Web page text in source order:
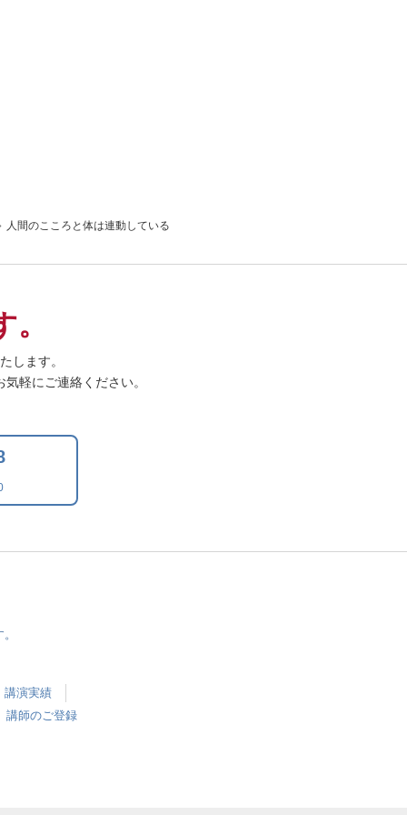
人間のこころと体は連動している
します。
気軽にご連絡ください。
講演実績
講師のご登録